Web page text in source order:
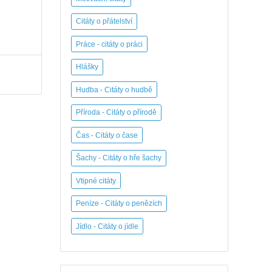
Citáty o přátelství
Práce - citáty o práci
Hlášky
Hudba - Citáty o hudbě
Příroda - Citáty o přírodě
Čas - Citáty o čase
Šachy - Citáty o hře šachy
Vtipné citáty
Peníze - Citáty o penězích
Jídlo - Citáty o jídle